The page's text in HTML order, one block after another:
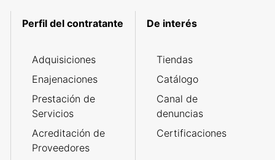
Perfil del contratante
Adquisiciones
Enajenaciones
Prestación de
Servicios
Acreditación de
Proveedores
De interés
Tiendas
Catálogo
Canal de
denuncias
Certificaciones